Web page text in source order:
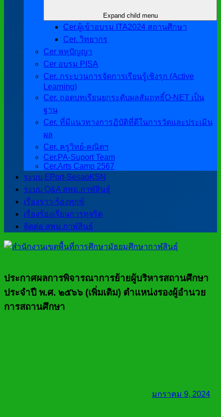
Expand child menu
Cer.ผู้เข้าอบรม ITA2024 สถานศึกษา
Cer. วิทยากร
Cer พหุปัญญา
Cer อบรม PISA
Cer. กระบวนการจัดการเรียนรู้เชิงรุก (Active
Learning)
Cer. ถอดบทเรียนยกระดับผลสัมฤทธิ์O-NET เป็น
ฐาน
Cer. ที่มีแนวทางการฏิบัติที่ดีในการวัดและประเมิน
ผล
Cer. ครูวิทย์-คณิตฯ
Cer.PA-Suport Team
Cer.Arts Camp 2567
ระบบ EPort-SesaoKSN
ระบบ Q&A สพม.กาฬสินธุ์
เรื่องราว-ร้องทุกข์
เรื่องร้องเรียนการทุจริต
ติดต่อ สพม.กาฬสินธุ์
ประกาศผลการพิจารณาการย้ายผู้บริหารสถานศึกษา
ประจำปี พ.ศ. ๒๕๖๖ (เพิ่มเติม) ตำแหน่งรองผู้อำนวย
การสถานศึกษา
มกราคม 9, 2024